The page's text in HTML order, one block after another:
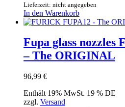
Lieferzeit: nicht angegeben
In den Warenkorb
Fupa glass nozzles
– The ORIGINAL
96,99 €
Enthält 19% MwSt. 19 % DE
zzgl. Versand